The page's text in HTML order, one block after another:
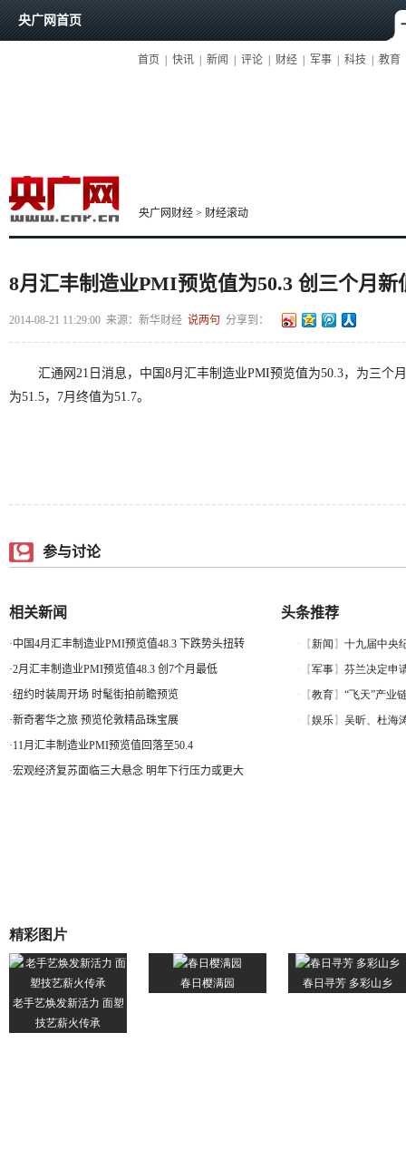
央广网首页
首页 快讯 新闻 评论 财经 军事 科技 教育
央广网财经 > 财经滚动
8月汇丰制造业PMI预览值为50.3 创三个月新
2014-08-21 11:29:00 来源： 新华财经 说两句 分享到：
汇通网21日消息，中国8月汇丰制造业PMI预览值为50.3，为三个
为51.5，7月终值为51.7。
参与讨论
相关新闻
·中国4月汇丰制造业PMI预览值48.3 下跌势头扭转
·2月汇丰制造业PMI预览值48.3 创7个月最低
·纽约时装周开场 时髦街拍前瞻预览
·新奇奢华之旅 预览伦敦精品珠宝展
·11月汇丰制造业PMI预览值回落至50.4
·宏观经济复苏面临三大悬念 明年下行压力或更大
头条推荐